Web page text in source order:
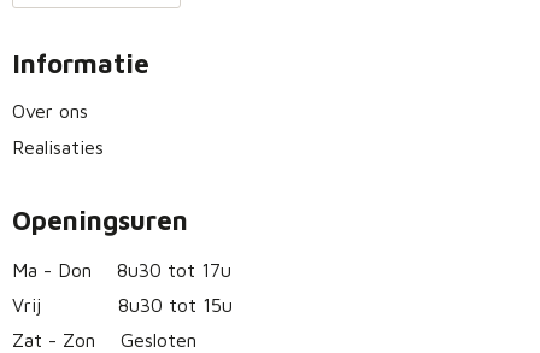
Informatie
Over ons
Realisaties
Openingsuren
Ma - Don
8u30 tot 17u
Vrij
8u30 tot 15u
Zat - Zon
Gesloten